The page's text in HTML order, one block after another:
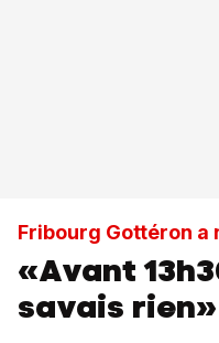
Fribourg Gottéron a
«Avant
savais rien»